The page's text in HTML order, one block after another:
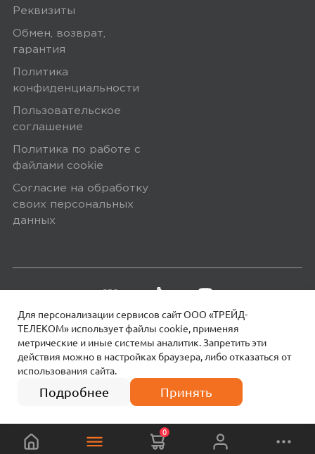
Для персонализации сервисов сайт ООО «ТРЕЙД-
ТЕЛЕКОМ» использует файлы сookie, применяя
метрические и иные системы аналитик. Запретить эти
действия можно в настройках браузера, либо отказаться от
использования сайта.
Подробнее Принять
₽
Реквизиты
Обмен, возврат,
гарантия
Политика
конфиденциальности
Пользовательское
соглашение
Политика по работе с
файлами сookie
Согласие на обработку
своих персональных
данных
© 2026 МОТИВ. Все права защищены!
0